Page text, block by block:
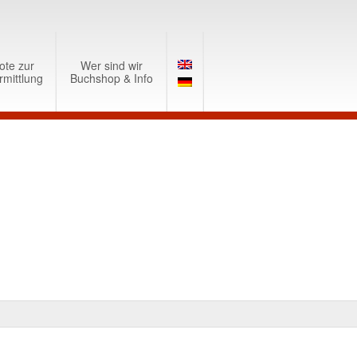
zur
Wer sind wir
Buchshop & Info